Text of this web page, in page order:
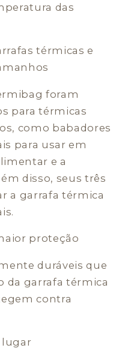
das
térmicas e
foram
para térmicas
como babadores
para usar em
e a
disso, seus três
a garrafa térmica
proteção
duráveis que
da garrafa térmica
contra
lugar